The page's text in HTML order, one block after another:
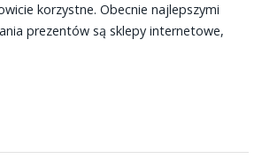
korzystne. Obecnie najlepszymi
prezentów są sklepy internetowe,